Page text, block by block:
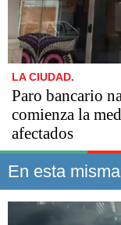
LA CIUDAD.
Paro bancario
comienza la
afectados
En esta